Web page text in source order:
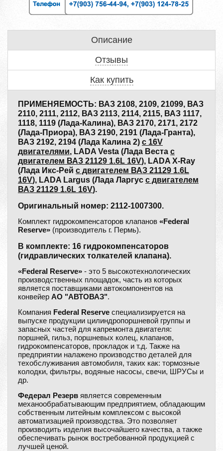
Описание
Отзывы
Как купить
ПРИМЕНЯЕМОСТЬ: ВАЗ 2108, 2109, 21099, ВАЗ
2110, 2111, 2112, ВАЗ 2113, 2114, 2115, ВАЗ 1117,
1118, 1119 (Лада-Калина), ВАЗ 2170, 2171, 2172
(Лада-Приора), ВАЗ 2190, 2191 (Лада-Гранта),
ВАЗ 2192, 2194 (Лада Калина 2) с 16V
двигателями, LADA Vesta (Лада Веста с
двигателем ВАЗ 21129 1.6L 16V), LADA X-Ray
(Лада Икс-Рей c двигателем ВАЗ 21129 1.6L
16V), LADA Largus (Лада Ларгус с двигателем
ВАЗ 21129 1.6L 16V).
Оригинальный номер: 2112-1007300.
Комплект гидрокомпенсаторов клапанов «Federal
Reserve» (производитель г. Пермь).
В комплекте: 16 гидрокомпенсаторов
(гидравлических толкателей клапана).
«Federal Reserve» - это 5 высокотехнологических
производственных площадок, часть из которых
является поставщиками автокомпонентов на
конвейер АО "АВТОВАЗ".
Компания Federal Reserve специализируется на
выпуске продукции цилиндропоршневой группы и
запасных частей для капремонта двигателя:
поршней, гильз, поршневых колец, клапанов,
гидрокомпенсаторов, прокладок и т.д. Также на
предприятии налажено производство деталей для
техобслуживания автомобиля, таких как: тормозные
колодки, фильтры, водяные насосы, свечи, ШРУСы и
др.
Федерал Резерв является современным
механообрабатывающим предприятием, обладающим
собственным литейным комплексом с высокой
автоматизацией производства. Это позволяет
производить изделия высочайшего качества, а также
обеспечивать рынок востребованной продукцией с
лучшей ценой.